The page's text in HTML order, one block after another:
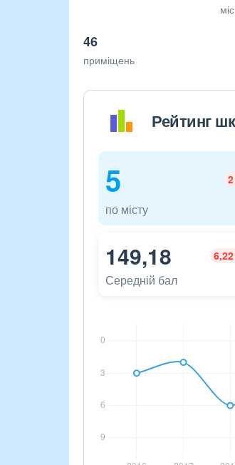
46
приміщень
Рейтинг
5 2
по місту
149,18 6,22
Середній бал